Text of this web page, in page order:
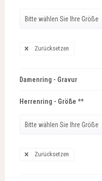
Zurücksetzen
Damenring - Gravur
Herrenring - Größe **
Zurücksetzen